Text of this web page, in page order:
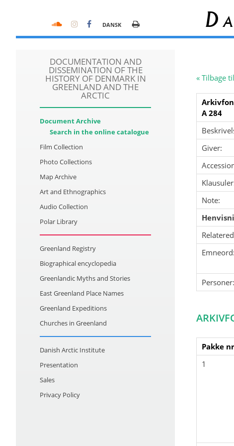
DANSK
DOCUMENTATION AND
DISSEMINATION OF THE
HISTORY OF DENMARK IN
GREENLAND AND THE
ARCTIC
Document Archive
Search in the online catalogue
Film Collection
Photo Collections
Map Archive
Art and Ethnographics
Audio Collection
Polar Library
Greenland Registry
Biographical encyclopedia
Greenlandic Myths and Stories
East Greenland Place Names
Greenland Expeditions
Churches in Greenland
Danish Arctic Institute
Presentation
Sales
Privacy Policy
« Tilbage
A 284
Giver:
Note:
Emneord:
Personer:
Pakke
1